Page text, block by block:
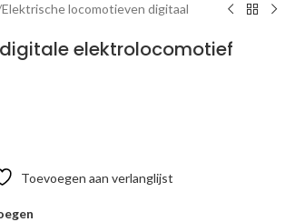
Elektrische locomotieven digitaal
elektrolocomotief
Toevoegen aan verlanglijst